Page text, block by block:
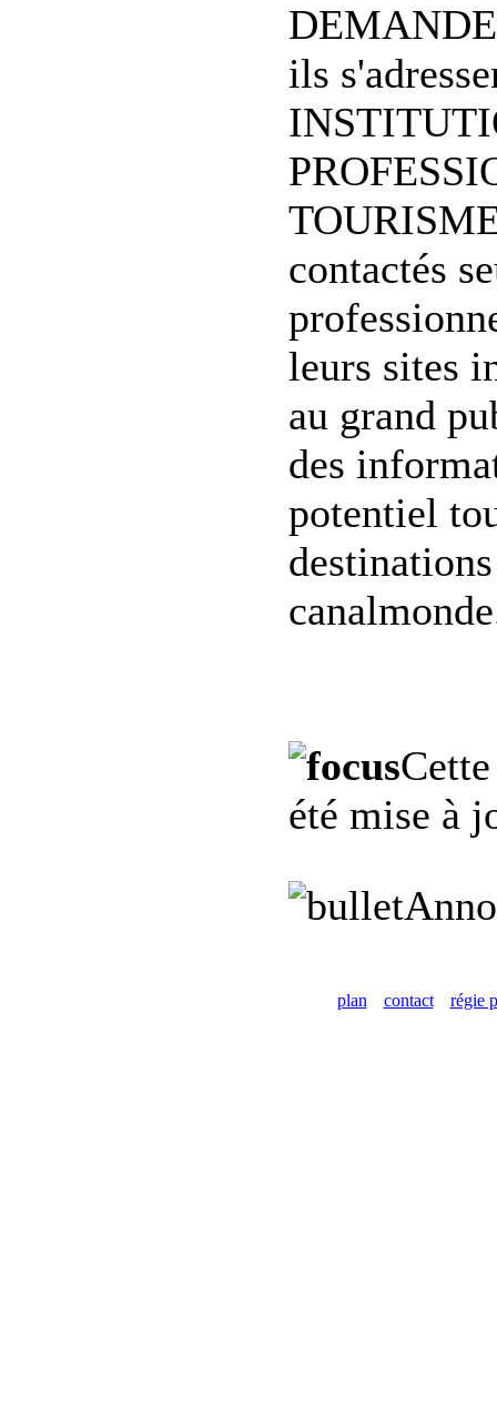
ils
contactés
leurs sites
au grand
des
potentiel
été mise à
plan contact régie